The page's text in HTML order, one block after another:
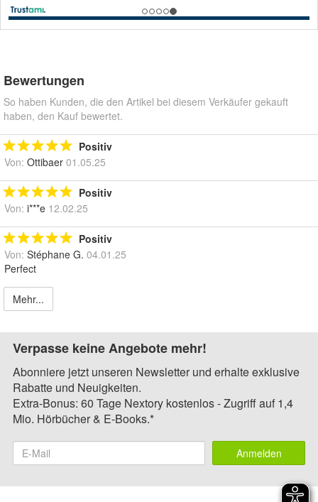
Bewertungen
So haben Kunden, die den Artikel bei diesem Verkäufer gekauft
haben, den Kauf bewertet.
Positiv
Von: Ottibaer 01.05.25
Positiv
Von: i***e 12.02.25
Positiv
Von: Stéphane G. 04.01.25
Perfect
Mehr...
Verpasse keine Angebote mehr!
Abonniere jetzt unseren Newsletter und erhalte exklusive
Rabatte und Neuigkeiten.
Extra-Bonus: 60 Tage Nextory kostenlos - Zugriff auf 1,4
Mio. Hörbücher & E-Books.*
Anmelden